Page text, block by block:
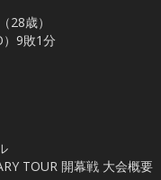
28歳）
）9敗1分
TOUR 開幕戦 大会概要